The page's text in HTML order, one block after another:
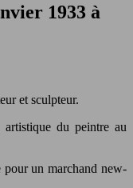
1933 à
et sculpteur.
du peintre au
un marchand new-